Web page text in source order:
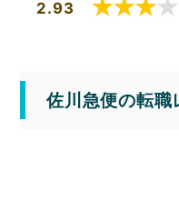
2.93
佐川急便の転職